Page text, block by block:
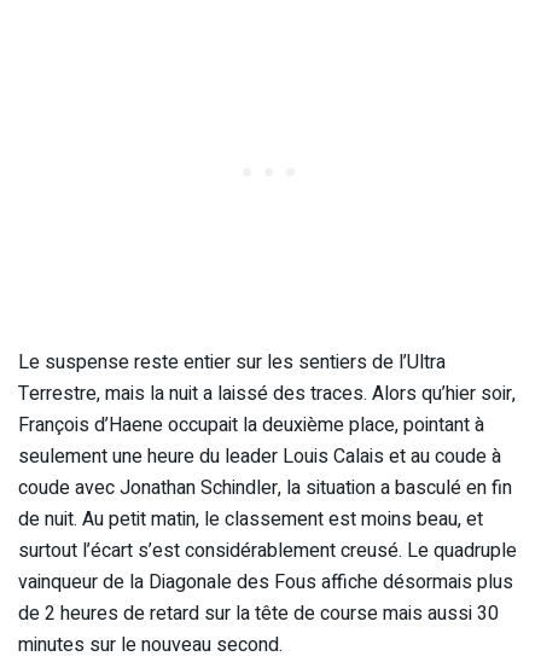
Le suspense reste entier sur les sentiers de l’Ultra
Terrestre, mais la nuit a laissé des traces. Alors qu’hier soir,
François d’Haene occupait la deuxième place, pointant à
seulement une heure du leader Louis Calais et au coude à
coude avec Jonathan Schindler, la situation a basculé en fin
de nuit. Au petit matin, le classement est moins beau, et
surtout l’écart s’est considérablement creusé. Le quadruple
vainqueur de la Diagonale des Fous affiche désormais plus
de 2 heures de retard sur la tête de course mais aussi 30
minutes sur le nouveau second.